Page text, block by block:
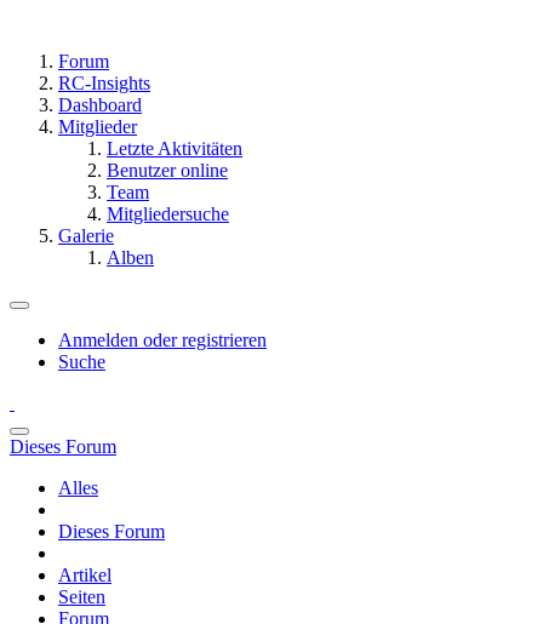
Forum
RC-Insights
Dashboard
Mitglieder
Letzte Aktivitäten
Benutzer online
Team
Mitgliedersuche
Galerie
Alben
Anmelden oder registrieren
Suche
Dieses Forum
Alles
Dieses Forum
Artikel
Seiten
Forum